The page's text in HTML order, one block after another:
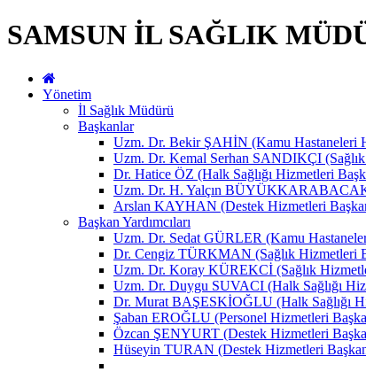
SAMSUN İL SAĞLIK
Yönetim
İl Sağlık Müdürü
Başkanlar
Uzm. Dr. Bekir ŞAHİN (Kamu Hastaneleri
Uzm. Dr. Kemal Serhan SANDIKÇI
Dr. Hatice ÖZ (Halk Sağlığı Hizmetleri
Uzm. Dr. H. Yalçın BÜYÜKKARABACAK
Arslan KAYHAN (Destek Hizmetleri
Başkan Yardımcıları
Uzm. Dr. Sedat GÜRLER (Kamu
Dr. Cengiz TÜRKMAN (Sağlık Hizmetleri
Uzm. Dr. Koray KÜREKCİ (Sağlık
Uzm. Dr. Duygu SUVACI (Halk Sağlığı
Dr. Murat BAŞESKİOĞLU (Halk Sağlığı
Şaban EROĞLU (Personel Hizmetleri
Özcan ŞENYURT (Destek Hizmetleri
Hüseyin TURAN (Destek Hizmetleri Başkan